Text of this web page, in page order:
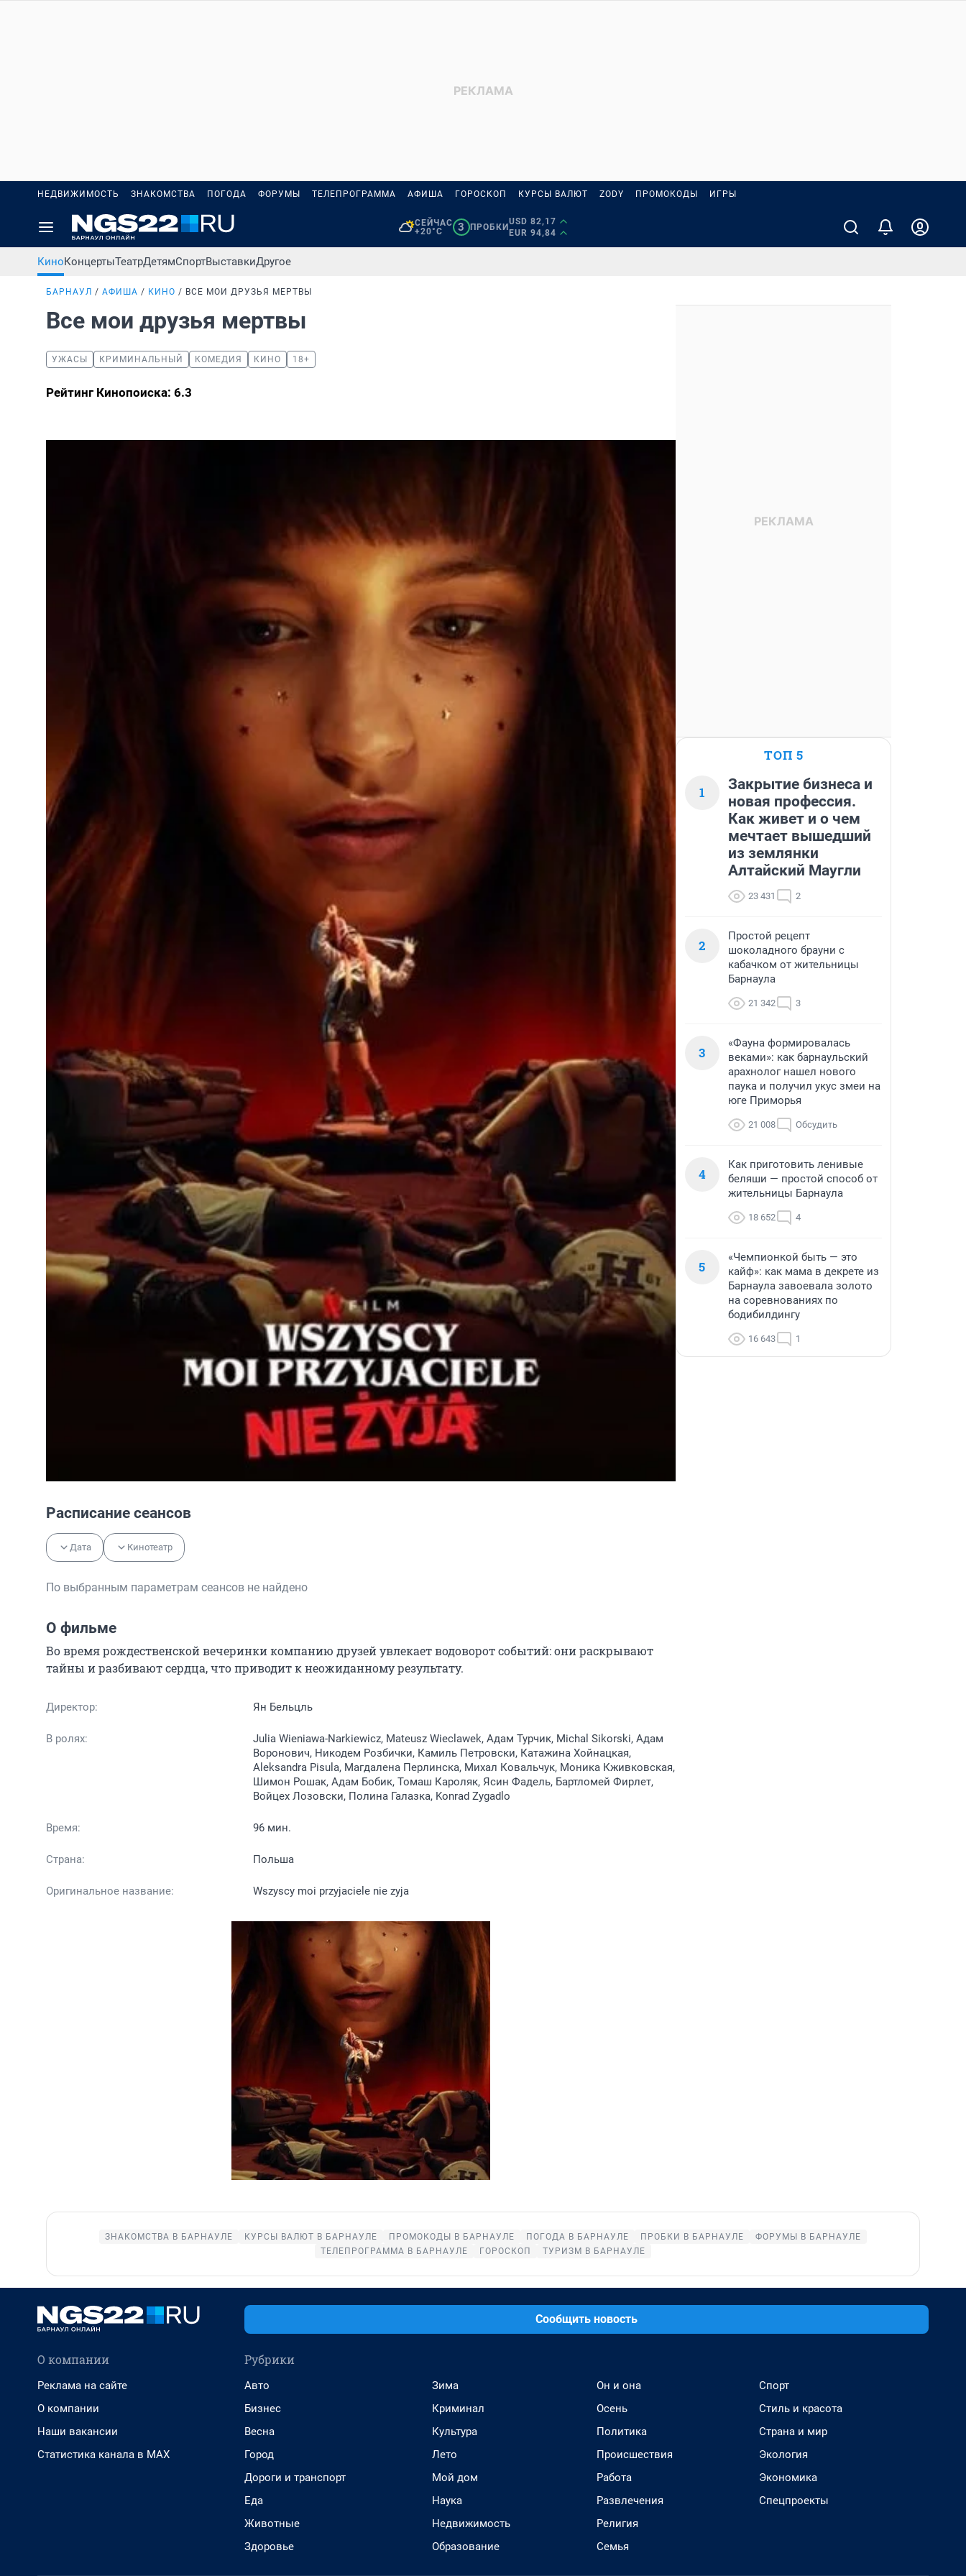
НЕДВИЖИМОСТЬ ЗНАКОМСТВА ПОГОДА ФОРУМЫ ТЕЛЕПРОГРАММА АФИША ГОРОСКОП КУРСЫ ВАЛЮТ ZODY ПРОМОКОДЫ ИГРЫ
СЕЙЧАС
+20°C
3 ПРОБКИ
USD 82,17
EUR 94,84
КиноКонцертыТеатрДетямСпортВыставкиДругое
БАРНАУЛ АФИША КИНО ВСЕ МОИ ДРУЗЬЯ МЕРТВЫ
Все мои друзья мертвы
УЖАСЫ КРИМИНАЛЬНЫЙ КОМЕДИЯ КИНО 18+
Рейтинг Кинопоиска: 6.3
Расписание сеансов
Дата Кинотеатр
По выбранным параметрам сеансов не найдено
О фильме
Во время рождественской вечеринки компанию друзей увлекает водоворот событий: они раскрывают
тайны и разбивают сердца, что приводит к неожиданному результату.
Директор: Ян Бельцль
В ролях:
Julia Wieniawa-Narkiewicz, Mateusz Wieclawek, Адам Турчик, Michal Sikorski, Адам
Воронович, Никодем Розбички, Камиль Петровски, Катажина Хойнацкая,
Aleksandra Pisula, Магдалена Перлинска, Михал Ковальчук, Моника Кживковская,
Шимон Рошак, Адам Бобик, Томаш Кароляк, Ясин Фадель, Бартломей Фирлет,
Войцех Лозовски, Полина Галазка, Konrad Zygadlo
Время: 96 мин.
Страна: Польша
Оригинальное название: Wszyscy moi przyjaciele nie zyja
ТОП 5
1
Закрытие бизнеса и
новая профессия.
Как живет и о чем
мечтает вышедший
из землянки
Алтайский Маугли
23 431 2
2
Простой рецепт
шоколадного брауни с
кабачком от жительницы
Барнаула
21 342 3
3
«Фауна формировалась
веками»: как барнаульский
арахнолог нашел нового
паука и получил укус змеи на
юге Приморья
21 008 Обсудить
4
Как приготовить ленивые
беляши — простой способ от
жительницы Барнаула
18 652 4
5
«Чемпионкой быть — это
кайф»: как мама в декрете из
Барнаула завоевала золото
на соревнованиях по
бодибилдингу
16 643 1
ЗНАКОМСТВА В БАРНАУЛЕ КУРСЫ ВАЛЮТ В БАРНАУЛЕ ПРОМОКОДЫ В БАРНАУЛЕ ПОГОДА В БАРНАУЛЕ ПРОБКИ В БАРНАУЛЕ
ФОРУМЫ В БАРНАУЛЕ
ТЕЛЕПРОГРАММА В БАРНАУЛЕ
ГОРОСКОП ТУРИЗМ В БАРНАУЛЕ
Сообщить новость
О компании
Реклама на сайте
О компании
Наши вакансии
Статистика канала в MAX
Рубрики
Авто
Бизнес
Весна
Город
Дороги и транспорт
Еда
Животные
Здоровье
Зима
Криминал
Культура
Лето
Мой дом
Наука
Недвижимость
Образование
Он и она
Осень
Политика
Происшествия
Работа
Развлечения
Религия
Семья
Спорт
Стиль и красота
Страна и мир
Экология
Экономика
Спецпроекты